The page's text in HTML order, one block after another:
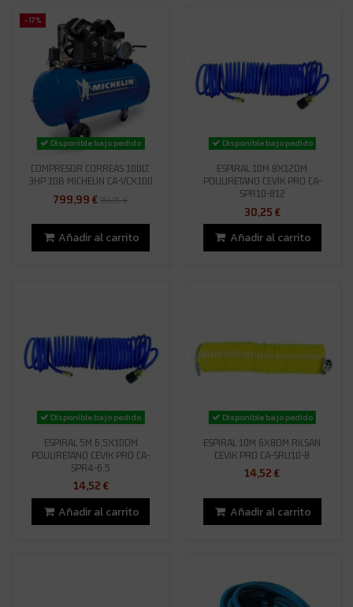
-17%
Disponible bajo pedido
COMPRESOR CORREAS 100LT.
3HP 10B MICHELIN CA-VCX100
799,99 €961,95 €
Añadir al carrito
Disponible bajo pedido
ESPIRAL 10M 8X12DM
POLIURETANO CEVIK PRO CA-
SPR10-812
30,25 €
Añadir al carrito
Disponible bajo pedido
ESPIRAL 5M 6,5X10DM
POLIURETANO CEVIK PRO CA-
SPR4-6.5
14,52 €
Añadir al carrito
Disponible bajo pedido
ESPIRAL 10M 6X8DM RILSAN
CEVIK PRO CA-SRU10-8
14,52 €
Añadir al carrito